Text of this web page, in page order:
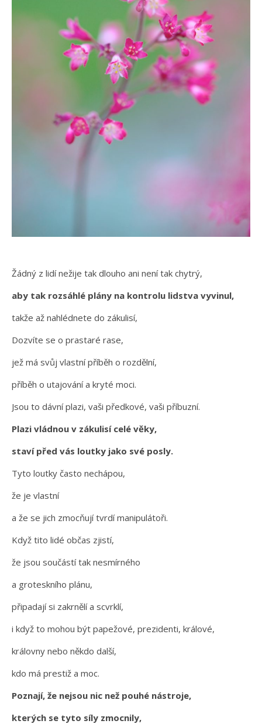
Žádný z lidí nežije tak dlouho ani není tak chytrý,
aby tak rozsáhlé plány na kontrolu lidstva vyvinul,
takže až nahlédnete do zákulisí,
Dozvíte se o prastaré rase,
jež má svůj vlastní příběh o rozdělní,
příběh o utajování a kryté moci.
Jsou to dávní plazi, vaši předkové, vaši příbuzní.
Plazi vládnou v zákulisí celé věky,
staví před vás loutky jako své posly.
Tyto loutky často nechápou,
že je vlastní
a že se jich zmocňují tvrdí manipulátoři.
Když tito lidé občas zjistí,
že jsou součástí tak nesmírného
a groteskního plánu,
připadají si zakrnělí a scvrklí,
i když to mohou být papežové, prezidenti, králové,
královny nebo někdo další,
kdo má prestiž a moc.
Poznají, že nejsou nic než pouhé nástroje,
kterých se tyto síly zmocnily,